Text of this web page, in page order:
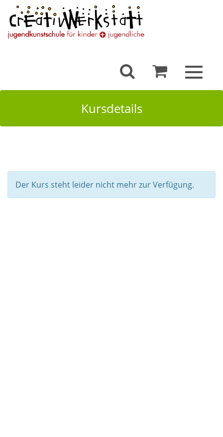
Toggle
Kursdetails
Der Kurs steht leider nicht mehr zur Verfügung.